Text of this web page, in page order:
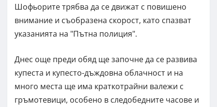
Шофьорите трябва да се движат с повишено
внимание и съобразена скорост, като спазват
указанията на "Пътна полиция".
Днес още преди обяд ще започне да се развива
купеста и купесто-дъждовна облачност и на
много места ще има краткотрайни валежи с
гръмотевици, особено в следобедните часове и